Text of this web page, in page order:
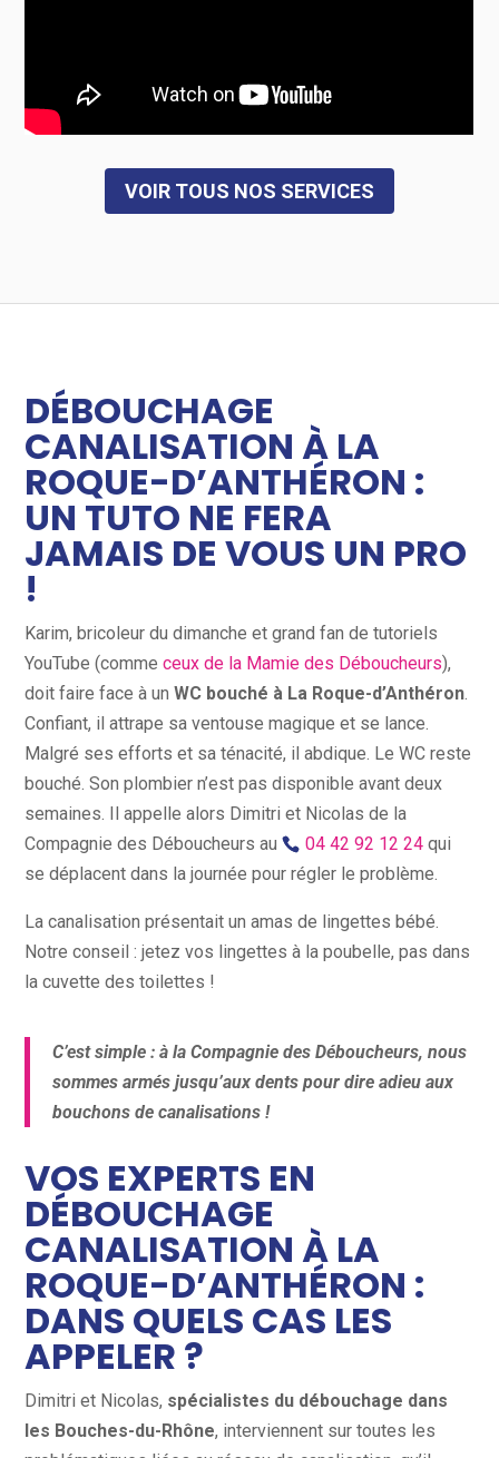
VOIR TOUS NOS SERVICES
DÉBOUCHAGE
CANALISATION À LA
ROQUE-D’ANTHÉRON :
UN TUTO NE FERA
JAMAIS DE VOUS UN PRO
!
Karim, bricoleur du dimanche et grand fan de tutoriels
YouTube (commeceux de la Mamie des Déboucheurs),
doit faire face à unWC bouché à La Roque-d’Anthéron.
Confiant, il attrape sa ventouse magique et se lance.
Malgré ses efforts et sa ténacité, il abdique. Le WC reste
bouché. Son plombier n’est pas disponible avant deux
semaines. Il appelle alors Dimitri et Nicolas de la
Compagnie des Déboucheurs au
04 42 92 12 24 qui
se déplacent dans la journée pour régler le problème.
La canalisation présentait un amas de lingettes bébé.
Notre conseil : jetez vos lingettes à la poubelle, pas dans
la cuvette des toilettes !
C’est simple : à la Compagnie des Déboucheurs, nous
sommes armés jusqu’aux dents pour dire adieu aux
bouchons de canalisations !
VOS EXPERTS EN
DÉBOUCHAGE
CANALISATION À LA
ROQUE-D’ANTHÉRON :
DANS QUELS CAS LES
APPELER ?
Dimitri et Nicolas, spécialistes du débouchage dans
les Bouches-du-Rhône, interviennent sur toutes les